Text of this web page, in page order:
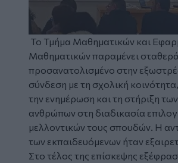
Το Τμήμα Μαθηματικών και
Μαθηματικών παραμένει σταθερά
προσανατολισμένο στην
σύνδεση με τη σχολική
την ενημέρωση και τη στήριξη
ανθρώπων στη διαδικασία
μελλοντικών τους σπουδών. Η
των εκπαιδευόμενων ήταν
Στο τέλος της επίσκεψης